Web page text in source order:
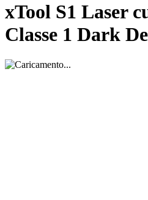
xTool S1 Laser
Classe 1 Dark